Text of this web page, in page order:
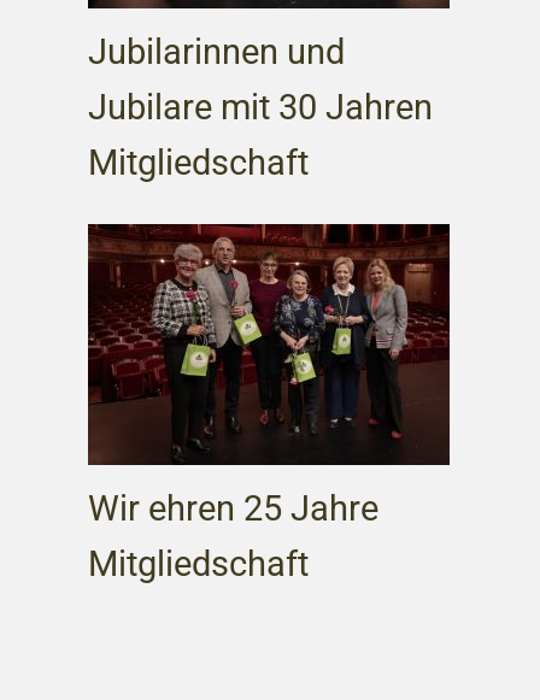
Jubilarinnen und
Jubilare mit 30 Jahren
Mitgliedschaft
Wir ehren 25 Jahre
Mitgliedschaft